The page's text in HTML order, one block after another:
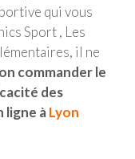
qui vous
Sport , Les
il ne
commander le
des
ligne àLyon